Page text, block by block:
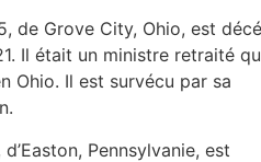
de Grove City, Ohio, est
Il était un ministre retraité
Ohio. Il est survécu par sa
d’Easton, Pennsylvanie, est